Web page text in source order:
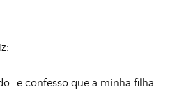
confesso que a minha filha